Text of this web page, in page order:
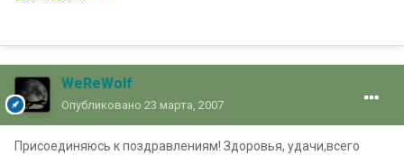
WeReWolf
Опубликовано 23 марта, 2007
Присоединяюсь к поздравлениям! Здоровья, удачи,всего